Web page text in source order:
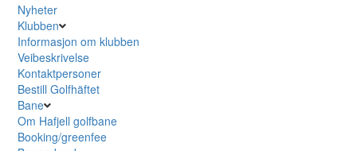
Nyheter
Klubben
Informasjon om klubben
Veibeskrivelse
Kontaktpersoner
Bestill Golfhäftet
Bane
Om Hafjell golfbane
Booking/greenfee